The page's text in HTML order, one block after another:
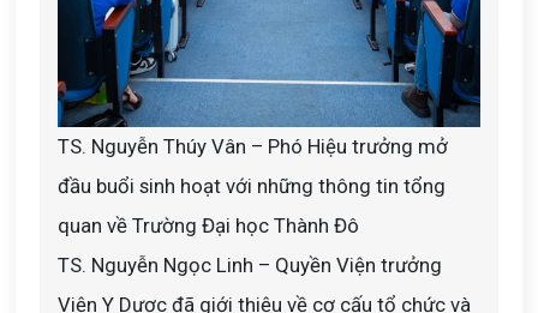
TS. Nguyễn Thúy Vân – Phó Hiệu trưởng mở
đầu buổi sinh hoạt với những thông tin tổng
quan về Trường Đại học Thành Đô
TS. Nguyễn Ngọc Linh – Quyền Viện trưởng
Viện Y Dược đã giới thiệu về cơ cấu tổ chức và